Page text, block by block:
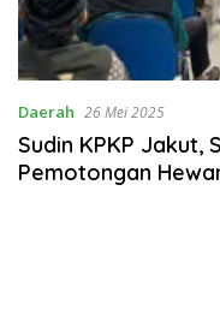
Daerah 26 Mei 2025
Sudin KPKP Jakut,
Pemotongan